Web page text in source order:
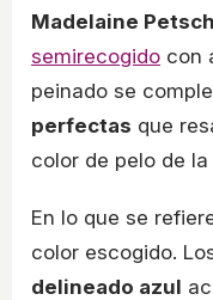
Madelaine Petsch
semirecogido con
peinado se
perfectas que
color de pelo de
En lo que se
color escogido.
delineado azul